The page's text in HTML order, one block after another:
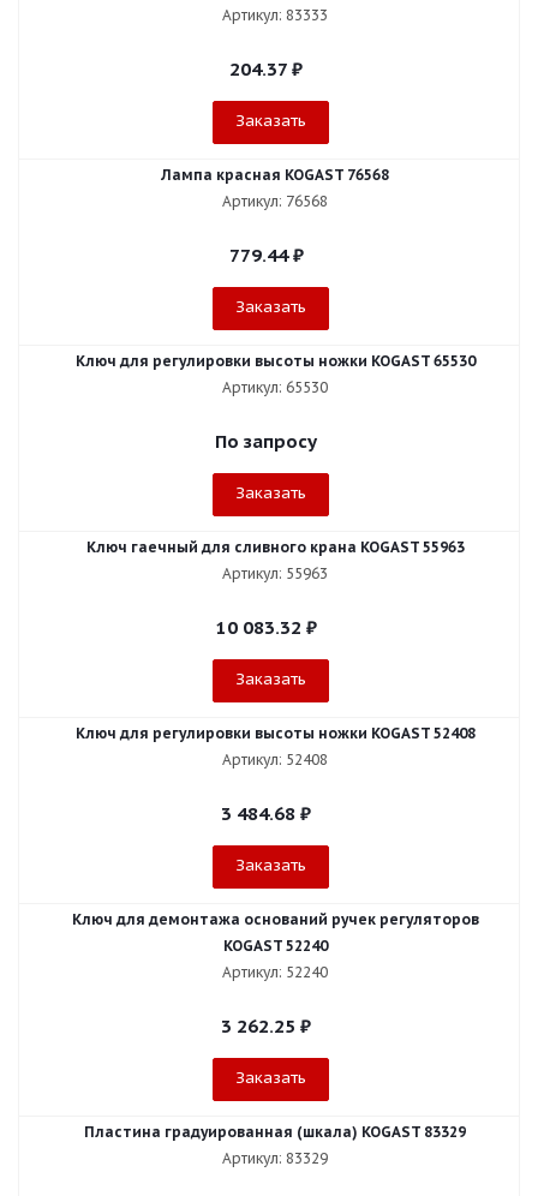
Артикул: 83333
204.37 ₽
Заказать
Лампа красная KOGAST 76568
Артикул: 76568
779.44₽
Заказать
Ключ для регулировки высоты ножки KOGAST 65530
Артикул: 65530
По запросу
Заказать
Ключ гаечный для сливного крана KOGAST 55963
Артикул: 55963
10 083.32 ₽
Заказать
Ключ для регулировки высоты ножки KOGAST 52408
Артикул: 52408
3 484.68 ₽
Заказать
Ключ для демонтажа оснований ручек регуляторов
KOGAST 52240
Артикул: 52240
3 262.25 ₽
Заказать
Пластина градуированная (шкала) KOGAST 83329
Артикул: 83329